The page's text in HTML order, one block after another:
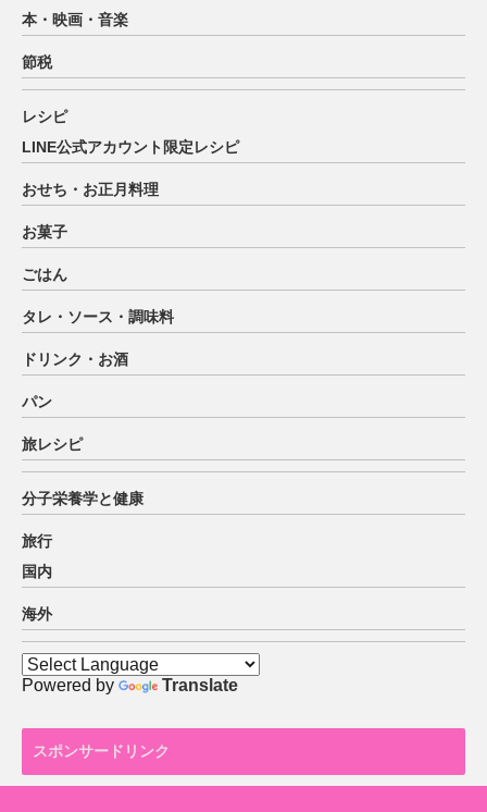
本・映画・音楽
節税
レシピ
LINE公式アカウント限定レシピ
おせち・お正月料理
お菓子
ごはん
タレ・ソース・調味料
ドリンク・お酒
パン
旅レシピ
分子栄養学と健康
旅行
国内
海外
Powered by Translate
スポンサードリンク